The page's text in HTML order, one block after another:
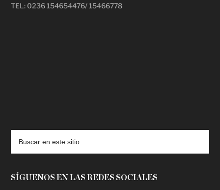
TEL: 0236 154654476/ 15466778
SÍGUENOS EN LAS REDES SOCIALES